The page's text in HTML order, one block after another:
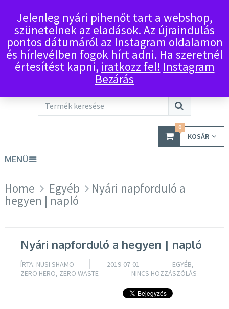
KOSÁR
0
MENÜ
Home Egyéb
Nyári napforduló a
hegyen | napló
Nyári napforduló a hegyen | napló
ÍRTA: NUSI SHAMO 2019-07-01 EGYÉB,
ZERO HERO, ZERO WASTE NINCS HOZZÁSZÓLÁS
Jelenleg nyári pihenőt tart a webshop,
szünetelnek az eladások. Az újraindulás
pontos dátumáról az Instagram oldalamon
és hírlevélben fogok hírt adni. Ha szeretnél
értesítést kapni, iratkozz fel! Instagram
Bezárás